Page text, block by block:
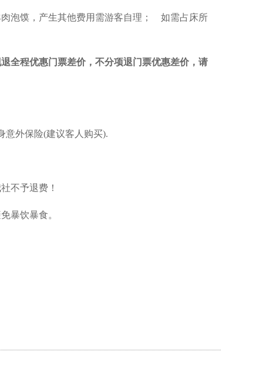
泡馍，产生其他费用需游客自理； 如需占床所
全程优惠门票差价，不分项退门票优惠差价，请
外保险(建议客人购买).
不予退费！
暴饮暴食。